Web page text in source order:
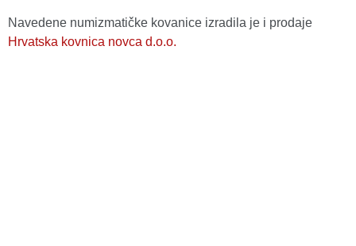
Navedene numizmatičke kovanice izradila je i prodaje
Hrvatska kovnica novca d.o.o.